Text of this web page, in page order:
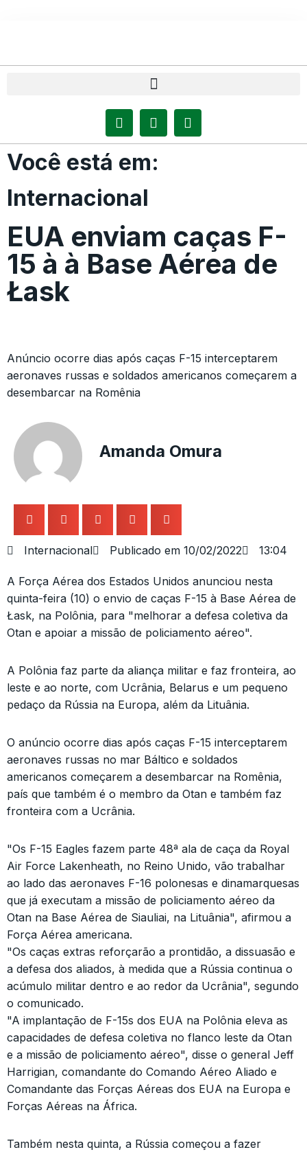
Você está em:
Internacional
EUA enviam caças F-
15 à à Base Aérea de
Łask
Anúncio ocorre dias após caças F-15 interceptarem
aeronaves russas e soldados americanos começarem a
desembarcar na Romênia
Amanda Omura
Internacional Publicado em 10/02/2022 13:04
A Força Aérea dos Estados Unidos anunciou nesta
quinta-feira (10) o envio de caças F-15 à Base Aérea de
Łask, na Polônia, para "melhorar a defesa coletiva da
Otan e apoiar a missão de policiamento aéreo".
A Polônia faz parte da aliança militar e faz fronteira, ao
leste e ao norte, com Ucrânia, Belarus e um pequeno
pedaço da Rússia na Europa, além da Lituânia.
O anúncio ocorre dias após caças F-15 interceptarem
aeronaves russas no mar Báltico e soldados
americanos começarem a desembarcar na Romênia,
país que também é o membro da Otan e também faz
fronteira com a Ucrânia.
"Os F-15 Eagles fazem parte 48ª ala de caça da Royal
Air Force Lakenheath, no Reino Unido, vão trabalhar
ao lado das aeronaves F-16 polonesas e dinamarquesas
que já executam a missão de policiamento aéreo da
Otan na Base Aérea de Siauliai, na Lituânia", afirmou a
Força Aérea americana.
"Os caças extras reforçarão a prontidão, a dissuasão e
a defesa dos aliados, à medida que a Rússia continua o
acúmulo militar dentro e ao redor da Ucrânia", segundo
o comunicado.
"A implantação de F-15s dos EUA na Polônia eleva as
capacidades de defesa coletiva no flanco leste da Otan
e a missão de policiamento aéreo", disse o general Jeff
Harrigian, comandante do Comando Aéreo Aliado e
Comandante das Forças Aéreas dos EUA na Europa e
Forças Aéreas na África.
Também nesta quinta, a Rússia começou a fazer